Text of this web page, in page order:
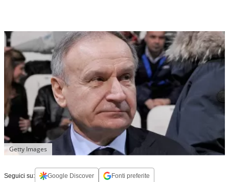
Getty Images
Seguici su: Google Discover Fonti preferite